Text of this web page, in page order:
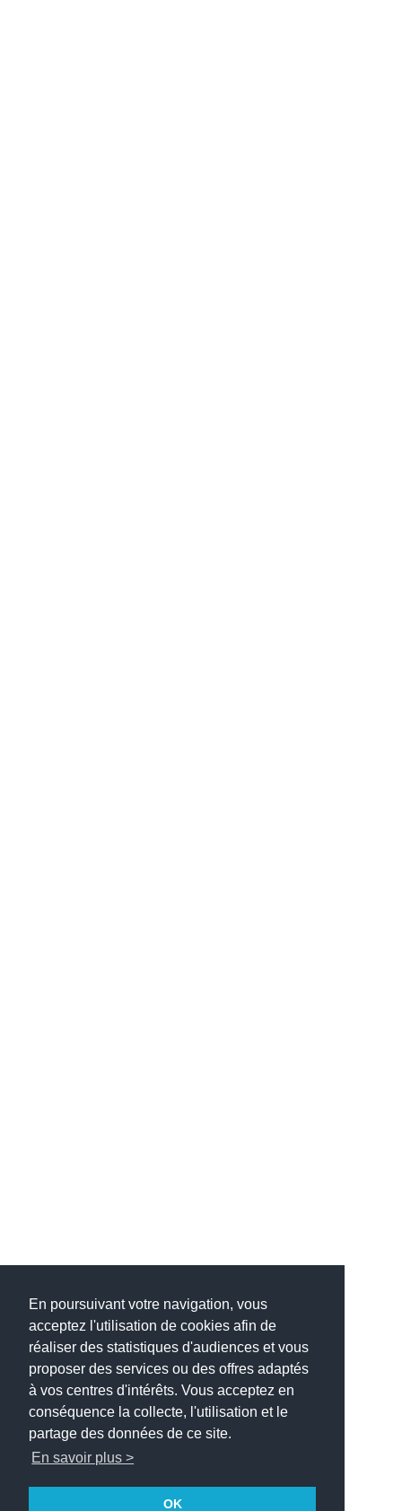
En poursuivant votre navigation, vous
acceptez l'utilisation de cookies afin de
réaliser des statistiques d'audiences et vous
proposer des services ou des offres adaptés
à vos centres d'intérêts. Vous acceptez en
conséquence la collecte, l'utilisation et le
partage des données de ce site.
En savoir plus >
OK